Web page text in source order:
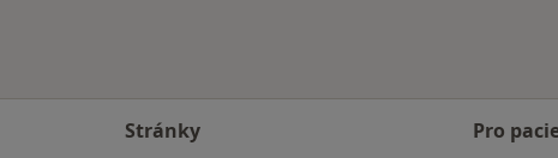
Stránky Pro